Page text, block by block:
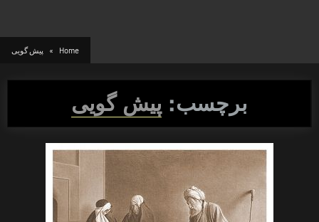
Home پیش گویی
برچسب: پیش گویی